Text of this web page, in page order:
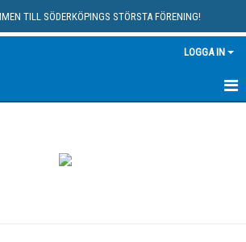
TILL SÖDERKÖPINGS STÖRSTA FÖRENING!
LOGGA IN